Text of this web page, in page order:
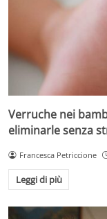
Verruche nei
eliminarle senza
Francesca Petriccione
Leggi di più